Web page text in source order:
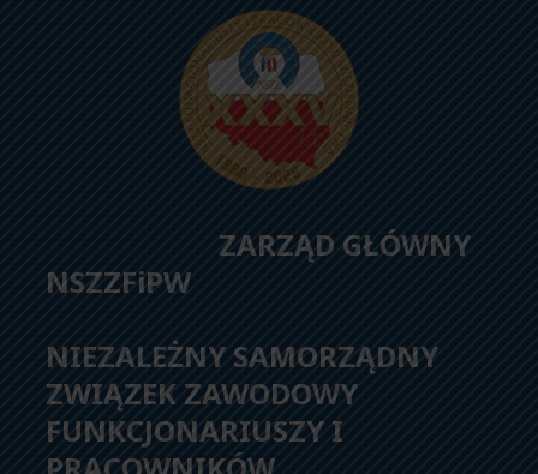
ZARZĄD GŁÓWNY
NSZZFiPW
NIEZALEŻNY SAMORZĄDNY
ZWIĄZEK ZAWODOWY
FUNKCJONARIUSZY I